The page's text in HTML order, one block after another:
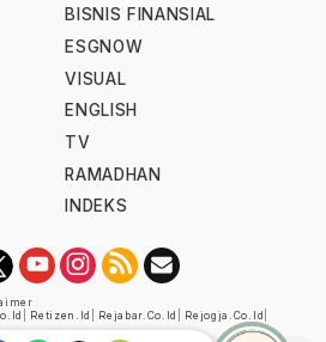
BISNIS FINANSIAL
ESGNOW
VISUAL
ENGLISH
TV
RAMADHAN
INDEKS
Retizen.id Rejabar.co.id Rejogja.co.id